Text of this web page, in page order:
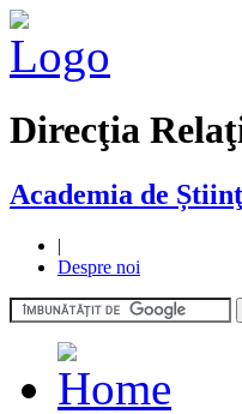
Direcţia
Academia de
|
Despre noi